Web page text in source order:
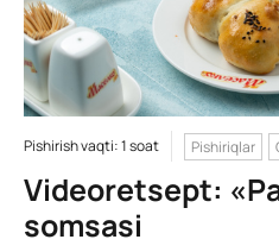
Pishirish vaqti: 1 soat Pishiriqlar
Videoretsept:
somsasi